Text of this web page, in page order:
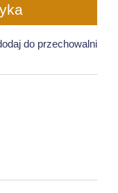
do przechowalni